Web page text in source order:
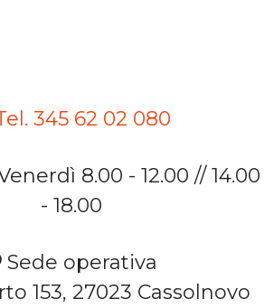
345 62 02 080
8.00 - 12.00 // 14.00
- 18.00
Sede operativa
153, 27023 Cassolnovo